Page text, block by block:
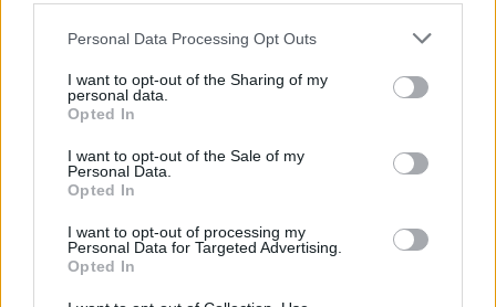
Please note that this website/app uses one or more Google
not limited to your visit or usage behaviour. You may click to
grant or deny consent to Google and its third-party tags to
use your data for below specified purposes in below Google
consent section.
Personal Data Processing Opt Outs
I want to opt-out of the Sharing of my
personal data.
Opted In
I want to opt-out of the Sale of my
Personal Data.
Opted In
I want to opt-out of processing my
Personal Data for Targeted Advertising.
Opted In
árulkodik az empátiakészségedről is, vagy az EQ-
dról, ha jobban tetszik, ami szerintem nagyon is
negatív előjelű lehet. Így fölösleges magyaráznod a
bizonyítványt, ami a munkatársaiddal való
viszonyodat illeti. Nem is beszélve arról, hogy majd
akkor durrantanak pezsgőt, ha már tuti, hogy
leléptél - lásd a Bogár élete c. filmet.
3. Ehhez igazán nem tudok hozzászólni. Talán egy
kis korrekció a megfogalmazást illetően: Laci, te
olyan rádiót nevezel legnagyobbnak, ami mellől
szándékosan kipicsázták az összes konkurenciát.
Mennyiségben lehet, hogy a legnagyobb, de